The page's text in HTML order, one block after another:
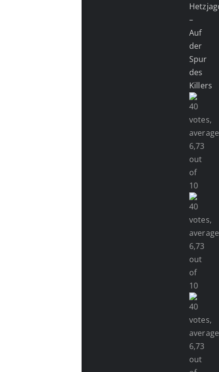
–
Auf
der
Spur
des
Killers